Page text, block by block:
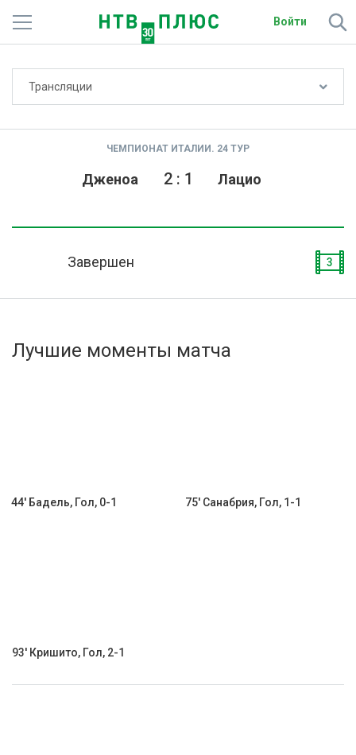
Войти
Активировать промокод
Трансляции
ЧЕМПИОНАТ ИТАЛИИ. 24 ТУР
Дженоа Лацио
2: 1
Завершен 3
Лучшие моменты матча
44' Бадель, Гол, 0-1 75' Санабрия, Гол, 1-1
93' Кришито, Гол, 2-1